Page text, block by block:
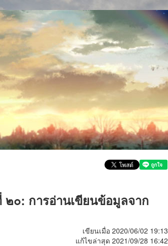
๐: การอ่านเขียนข้อมูลจาก
เขียนเมื่อ 2020/06/02 19:13
แก้ไขล่าสุด 2021/09/28 16:42